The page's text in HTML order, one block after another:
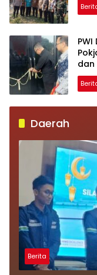
dan
Daerah
Berita